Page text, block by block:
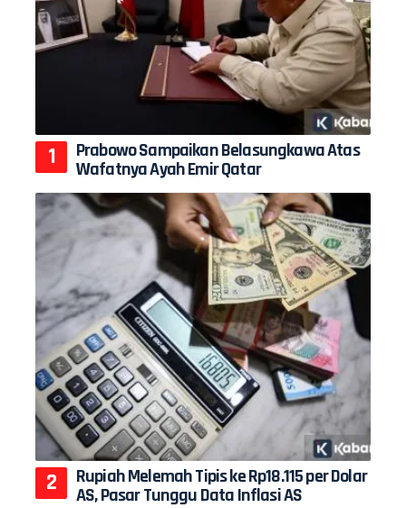
Prabowo Sampaikan Belasungkawa Atas
Wafatnya Ayah Emir Qatar
Rupiah Melemah Tipis ke Rp18.115 per Dolar
AS, Pasar Tunggu Data Inflasi AS